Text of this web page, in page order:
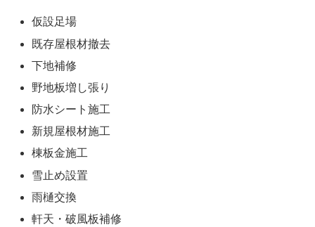
仮設足場
既存屋根材撤去
下地補修
野地板増し張り
防水シート施工
新規屋根材施工
棟板金施工
雪止め設置
雨樋交換
軒天・破風板補修